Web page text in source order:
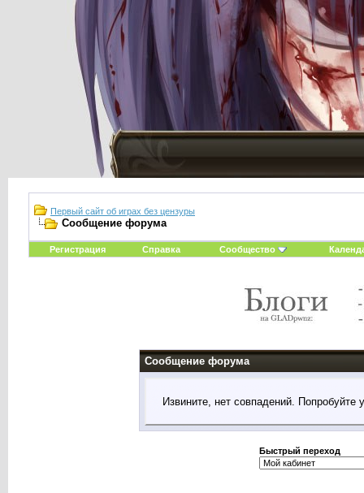
Первый сайт об играх без цензуры
Сообщение форума
Регистрация Справка Сообщество
Сообщение форума
Извините, нет совпадений. Попробуйте
Быстрый переход